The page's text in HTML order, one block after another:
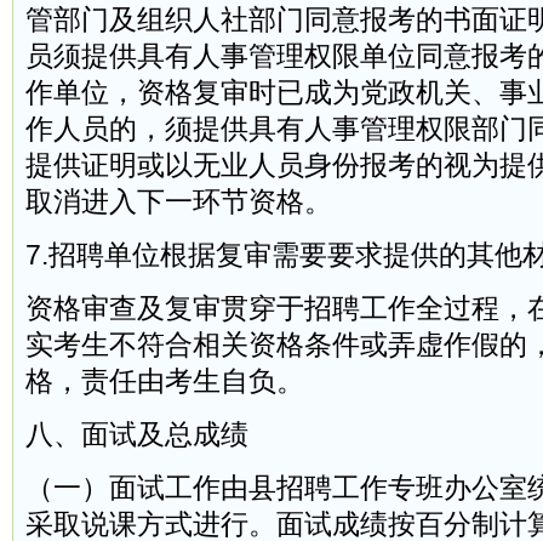
管部门及组织人社部门同意报考的书面证
员须提供具有人事管理权限单位同意报考
作单位，资格复审时已成为党政机关、事
作人员的，须提供具有人事管理权限部门
提供证明或以无业人员身份报考的视为提
取消进入下一环节资格。
7.招聘单位根据复审需要要求提供的其他
资格审查及复审贯穿于招聘工作全过程，
实考生不符合相关资格条件或弄虚作假的
格，责任由考生自负。
八、面试及总成绩
（一）面试工作由县招聘工作专班办公
采取说课方式进行。面试成绩按百分制计